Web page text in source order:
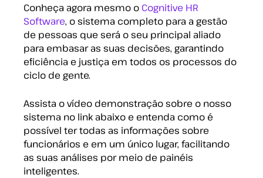
Conheça agora mesmo o Cognitive HR
Software, o sistema completo para a gestão
de pessoas que será o seu principal aliado
para embasar as suas decisões, garantindo
eficiência e justiça em todos os processos do
ciclo de gente.
Assista o vídeo demonstração sobre o nosso
sistema no link abaixo e entenda como é
possível ter todas as informações sobre
funcionários e em um único lugar, facilitando
as suas análises por meio de painéis
inteligentes.